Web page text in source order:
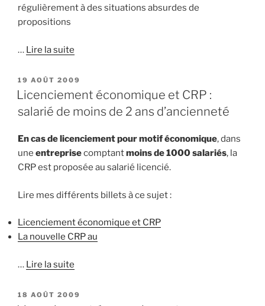
régulièrement à des situations absurdes de
propositions
… Lire la suite
PUBLIÉ
LE
19 AOÛT 2009
Licenciement économique et CRP :
salarié de moins de 2 ans d’ancienneté
En cas de licenciement pour motif économique, dans
une entreprisecomptantmoins de 1000 salariés, la
CRP est proposée au salarié licencié.
Lire mes différents billets à ce sujet :
Licenciement économique et CRP
La nouvelle CRP au
… Lire la suite
PUBLIÉ
18 AOÛT 2009